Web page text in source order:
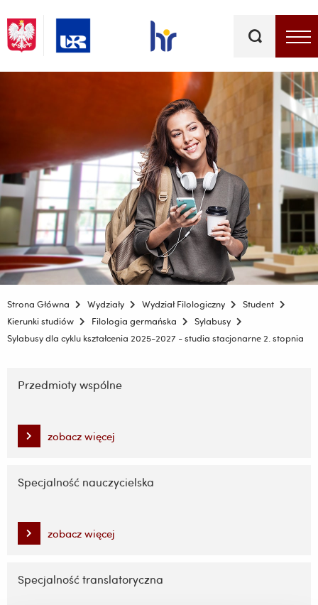
kluczowe
Strona Główna Wydziały Wydział Filologiczny
Student
Kierunki studiów
Filologia germańska
Sylabusy
Sylabusy dla cyklu kształcenia 2025-2027 - studia stacjonarne 2. stopnia
nawigację
treści
Przedmioty wspólne
zobacz więcej
Specjalność nauczycielska
zobacz więcej
Specjalność translatoryczna